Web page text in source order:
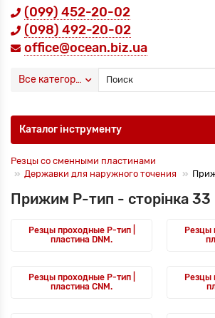
(099) 452-20-02
(098) 492-20-02
office@ocean.biz.ua
Все категории
Каталог інструменту
Резцы со сменными пластинами
Державки для наружного точения
Прижим P-тип - сторінка 33
Резцы проходные P-тип |
пластина DNM.
Резцы
Резцы проходные P-тип |
пластина CNM.
Резцы